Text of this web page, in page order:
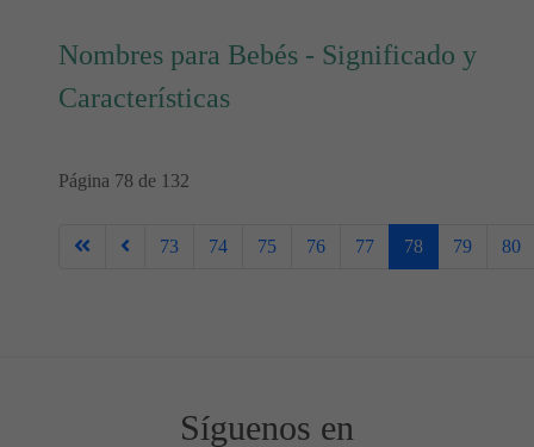
Nombres para Bebés - Significado y
Características
Página 78 de 132
73 74 75 76 77 78 79 80
Síguenos en